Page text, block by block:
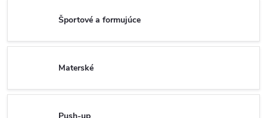
Športové a formujúce
Materské
Push-up